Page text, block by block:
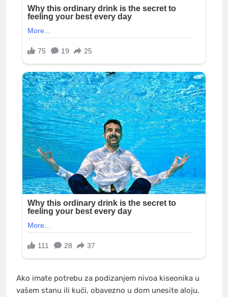
Ako imate potrebu za podizanjem nivoa kiseonika u
vašem stanu ili kući, obavezno u dom unesite aloju.